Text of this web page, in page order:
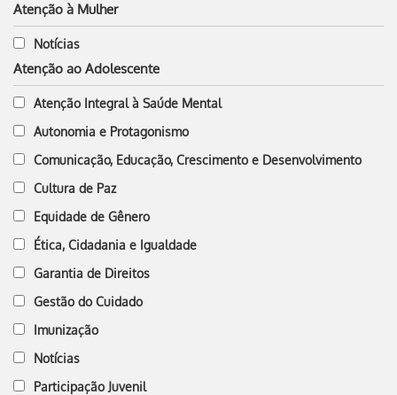
Atenção à Mulher
Notícias
Atenção ao Adolescente
Atenção Integral à Saúde Mental
Autonomia e Protagonismo
Comunicação, Educação, Crescimento e Desenvolvimento
Cultura de Paz
Equidade de Gênero
Ética, Cidadania e Igualdade
Garantia de Direitos
Gestão do Cuidado
Imunização
Notícias
Participação Juvenil